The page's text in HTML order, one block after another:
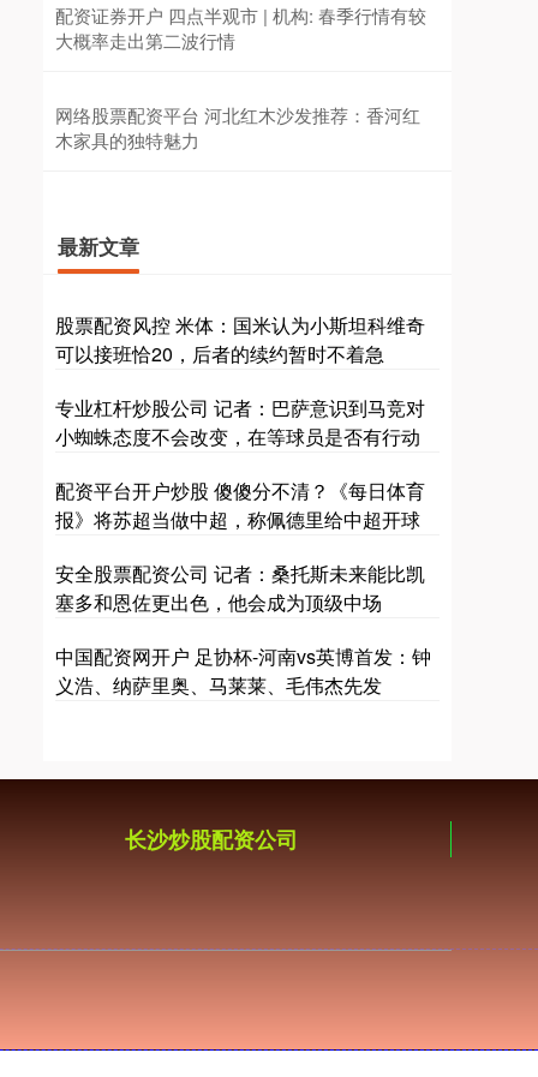
配资证券开户 四点半观市 | 机构: 春季行情有较
大概率走出第二波行情
网络股票配资平台 河北红木沙发推荐：香河红
木家具的独特魅力
最新文章
股票配资风控 米体：国米认为小斯坦科维奇
可以接班恰20，后者的续约暂时不着急
专业杠杆炒股公司 记者：巴萨意识到马竞对
小蜘蛛态度不会改变，在等球员是否有行动
配资平台开户炒股 傻傻分不清？《每日体育
报》将苏超当做中超，称佩德里给中超开球
安全股票配资公司 记者：桑托斯未来能比凯
塞多和恩佐更出色，他会成为顶级中场
中国配资网开户 足协杯-河南vs英博首发：钟
义浩、纳萨里奥、马莱莱、毛伟杰先发
长沙炒股配资公司